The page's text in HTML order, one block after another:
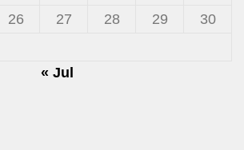
26 27 28 29
30
« Jul